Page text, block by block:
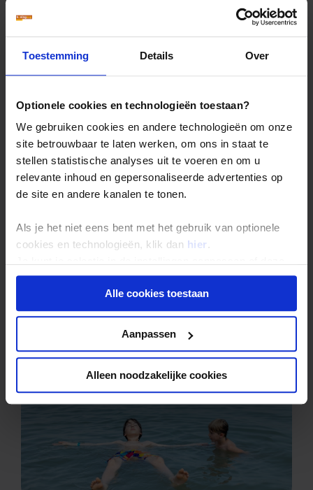
Toestemming Details Over
Optionele cookies en technologieën toestaan?
We gebruiken cookies en andere technologieën om onze
site betrouwbaar te laten werken, om ons in staat te
stellen statistische analyses uit te voeren en om u
relevante inhoud en gepersonaliseerde advertenties op
de site en andere kanalen te tonen.
Als je het niet eens bent met het gebruik van optionele
cookies en technologieën, klik dan hier .
onder aan de pagina op elk gewenst moment voor de
toekomst wijzigen.Alle cookies toestaan
Aanpassen
Alleen noodzakelijke cookies
's Avonds kun je genieten van een heerlijke Arabische
maaltijd met salades, kofta's, humus en grote ronde
broden.
Voor elke reis streven we naar een minimale
impact op het klimaat en een maximale
positieve impact op de lokale omgeving. Om
inzichtelijk te maken welk deel van onze
uitgaven en de uitgaven van onze reizigers bij
wij een Local Impact Score ontwikkeld. De Local
Impact Score van deze reis is:56
Dag 2: Madaba / Excursie
Jerash en de Dode Zee